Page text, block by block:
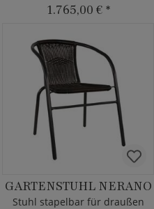
1.765,00 € *
GARTENSTUHL NERANO
Stuhl stapelbar für draußen